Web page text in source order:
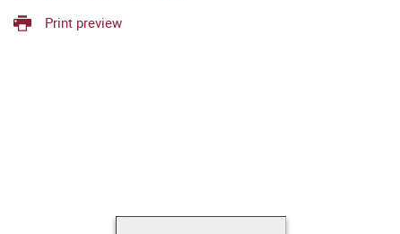
Print preview